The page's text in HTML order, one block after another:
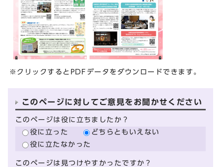
※クリックするとPDFデータをダウンロードできます。
このページに対してご意見をお聞かせください
このページは役に立ちましたか？
役に立った
どちらともいえない
役に立たなかった
このページは見つけやすかったですか？